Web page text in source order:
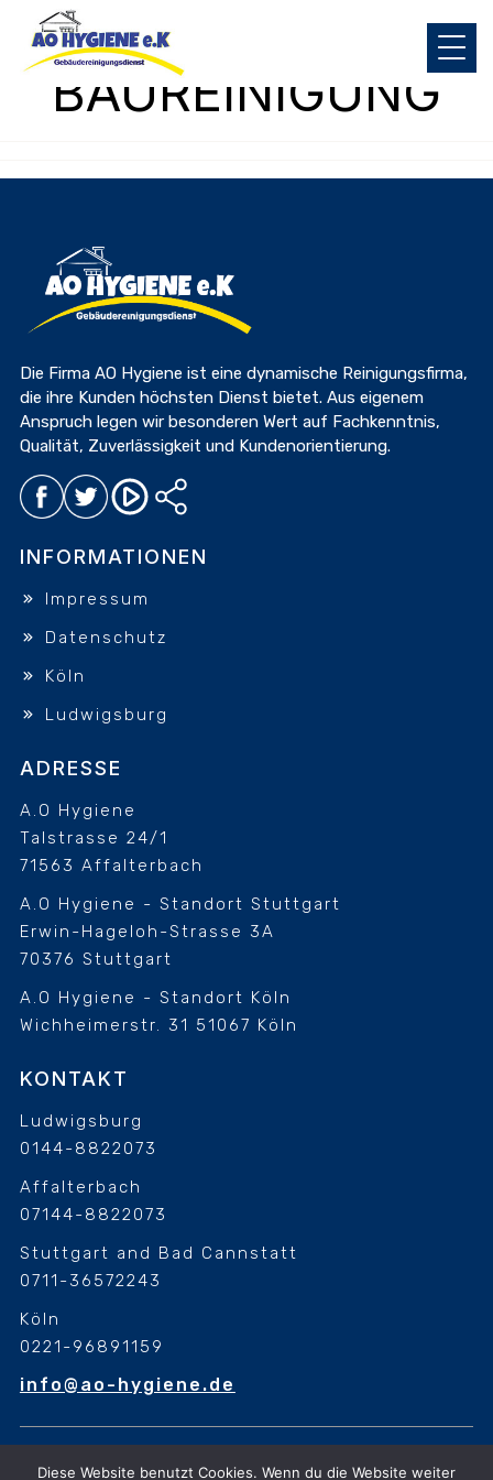
BAUREINIGUNG
Diese Website benutzt Cookies. Wenn du die Website weiter
Die Firma AO Hygiene ist eine dynamische Reinigungsfirma,
die ihre Kunden höchsten Dienst bietet. Aus eigenem
Anspruch legen wir besonderen Wert auf Fachkenntnis,
Qualität, Zuverlässigkeit und Kundenorientierung.
INFORMATIONEN
Impressum
Datenschutz
Köln
Ludwigsburg
ADRESSE
A.O Hygiene
Talstrasse 24/1
71563 Affalterbach
A.O Hygiene - Standort Stuttgart
Erwin-Hageloh-Strasse 3A
70376 Stuttgart
A.O Hygiene - Standort Köln
Wichheimerstr. 31 51067 Köln
KONTAKT
Ludwigsburg
0144-8822073
Affalterbach
07144-8822073
Stuttgart and Bad Cannstatt
0711-36572243
Köln
0221-96891159
info@ao-hygiene.de